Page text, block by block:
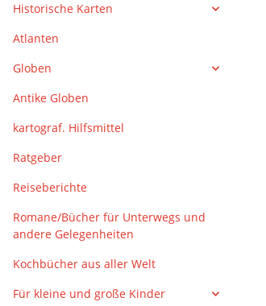
Historische Karten
Atlanten
Globen
Antike Globen
kartograf. Hilfsmittel
Ratgeber
Reiseberichte
Romane/Bücher für Unterwegs und
andere Gelegenheiten
Kochbücher aus aller Welt
Für kleine und große Kinder